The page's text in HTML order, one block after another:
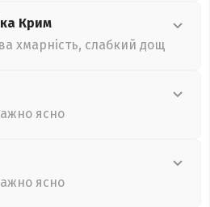
Крим
хмарність, слабкий дощ
ясно
ясно